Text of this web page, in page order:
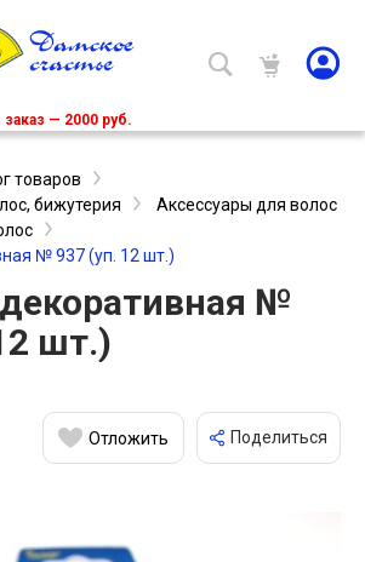
— 2000 руб.
товаров
бижутерия
Аксессуары для волос
№ 937 (уп. 12 шт.)
№
шт.)
Отложить Поделиться